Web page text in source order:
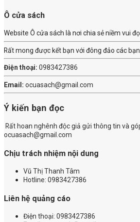
Ô cửa sách
Website Ô cửa sách là nơi chia sẻ niềm vui
Rất mong được kết bạn với đông đảo các bạn
Điện thoại: 0983427386
Email: ocuasach@gmail.com
Ý kiến bạn đọc
Rất hoan nghênh độc giả gửi thông tin và
ocuasach@gmail.com
Chịu trách nhiệm nội dung
Vũ Thị Thanh Tâm
Hotline: 0983427386
Liên hệ quảng cáo
Điện thoại: 0983427386